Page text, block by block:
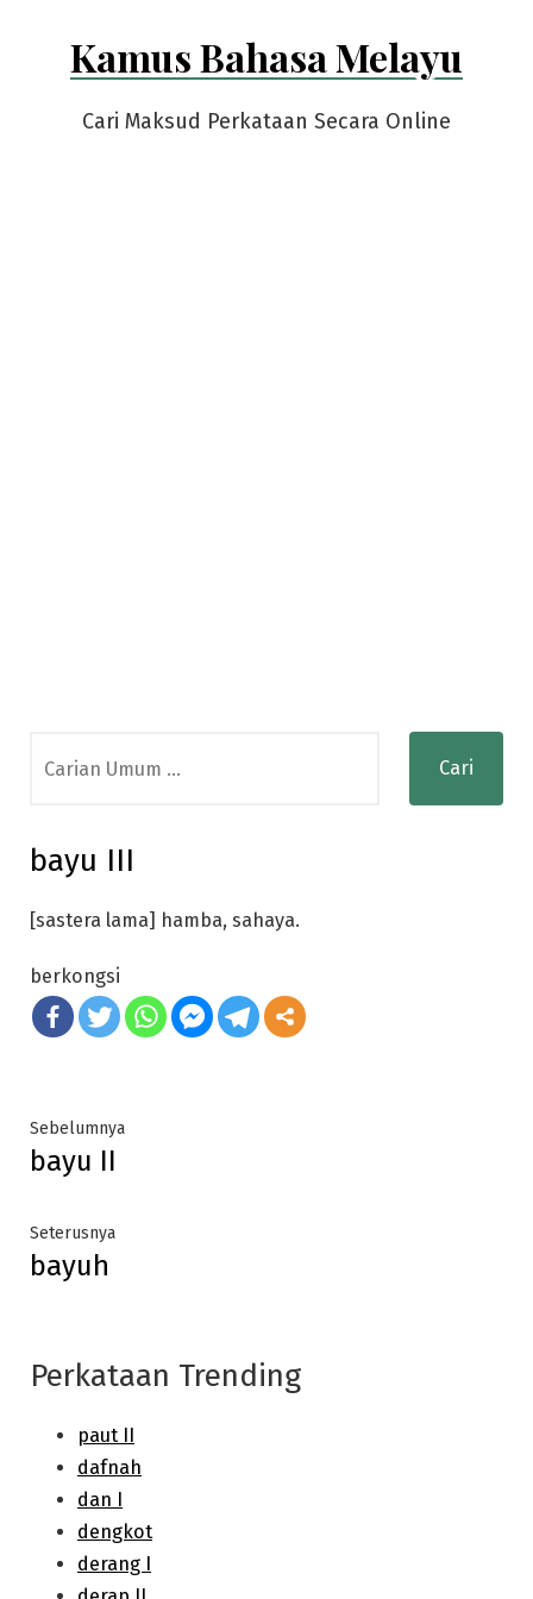
Kamus Bahasa Melayu
Cari Maksud Perkataan Secara Online
for:
bayu III
[sastera lama] hamba, sahaya.
berkongsi
Post
navigation
SebelumnyaPrevious
bayu II
SeterusnyaNext
bayuh
Perkataan Trending